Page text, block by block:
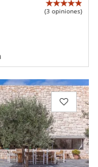
(3 opiniones)